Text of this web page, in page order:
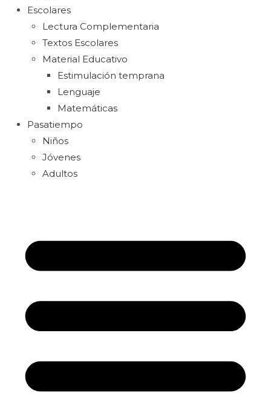
Escolares
Lectura Complementaria
Textos Escolares
Material Educativo
Estimulación temprana
Lenguaje
Matemáticas
Pasatiempo
Niños
Jóvenes
Adultos